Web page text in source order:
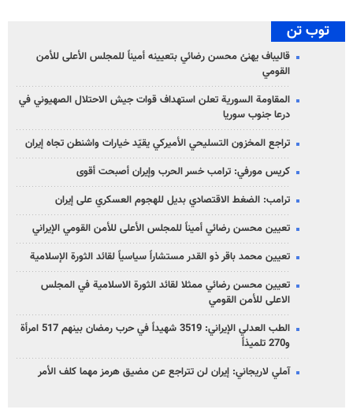
توب تن
قاليباف يهنئ محسن رضائي بتعيينه أميناً للمجلس الأعلى للأمن
القومي
المقاومة السورية تعلن استهداف قوات جيش الاحتلال الصهيوني في
درعا جنوب سوريا
تراجع المخزون التسليحي الأميركي يقيّد خيارات واشنطن تجاه إيران
كريس مورفي: ترامب خسر الحرب وإيران أصبحت أقوى
ترامب: الضغط الاقتصادي بديل للهجوم العسكري على إيران
تعيين محسن رضائي أميناً للمجلس الأعلى للأمن القومي الإيراني
تعيين محمد باقر ذو القدر مستشاراً سياسياً لقائد الثورة الإسلامية
تعيين محسن رضائي ممثلا لقائد الثورة الاسلامية في المجلس
الاعلى للأمن القومي
الطب العدلي الإيراني: 3519 شهيداً في حرب رمضان بينهم 517 امرأة
و270 تلميذاً
آملي لاريجاني: إيران لن تتراجع عن مضيق هرمز مهما كلف الأمر